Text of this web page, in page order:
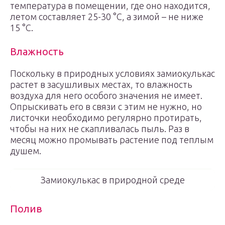
температура в помещении, где оно находится,
летом составляет 25-30 °С, а зимой – не ниже
15 °С.
Влажность
Поскольку в природных условиях замиокулькас
растет в засушливых местах, то влажность
воздуха для него особого значения не имеет.
Опрыскивать его в связи с этим не нужно, но
листочки необходимо регулярно протирать,
чтобы на них не скапливалась пыль. Раз в
месяц можно промывать растение под теплым
душем.
Замиокулькас в природной среде
Полив